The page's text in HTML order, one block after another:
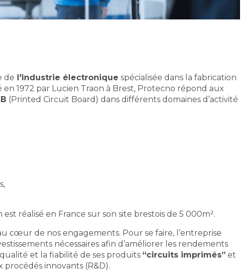
de l'industrie électronique spécialisée dans la fabrication
en 1972 par Lucien Traon à Brest, Protecno répond aux
(Printed Circuit Board) dans différents domaines d’activité
réalisé en France sur son site brestois de 5 000m².
cœur de nos engagements. Pour se faire, l’entreprise
nécessaires afin d’améliorer les rendements
qualité et la fiabilité de ses produits “circuits imprimés”et
innovants (R&D).